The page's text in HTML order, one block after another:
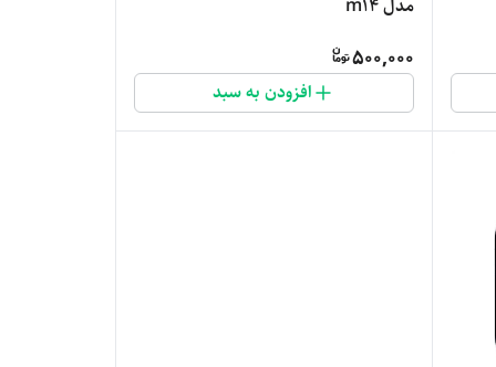
مدل m14
500,000
افزودن به سبد